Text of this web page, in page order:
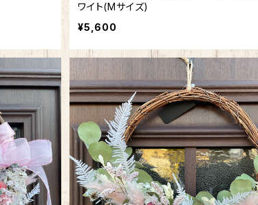
ワイト(Mサイズ)
¥5,600